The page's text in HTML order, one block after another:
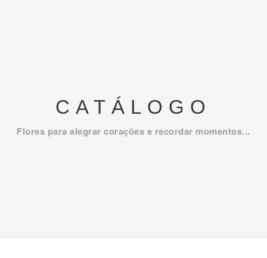
CATÁLOGO
Flores para alegrar corações e recordar momentos...